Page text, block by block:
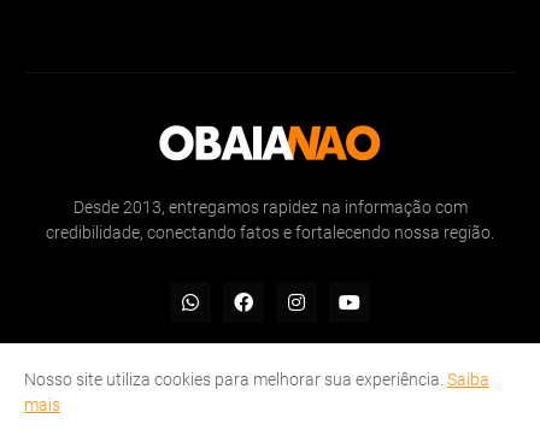
Desde 2013, entregamos rapidez na informação com
credibilidade, conectando fatos e fortalecendo nossa região.
Inicio
Nosso site utiliza cookies para melhorar sua experiência. Saiba
mais